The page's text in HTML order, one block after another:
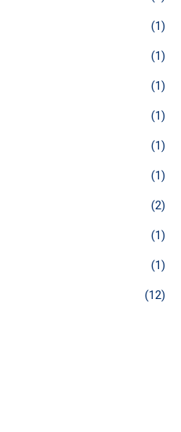
(1)
(1)
(1)
(1)
(1)
(1)
(2)
(1)
(1)
(12)